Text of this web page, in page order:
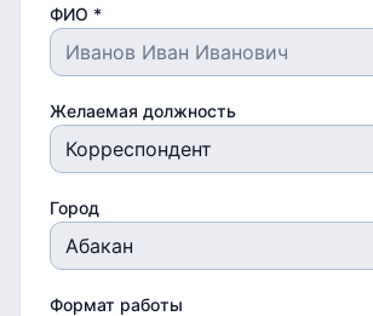
ФИО *
Желаемая должность
Город
Формат работы